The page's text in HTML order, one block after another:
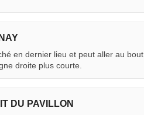
en dernier lieu et peut aller au bout
droite plus courte.
DU PAVILLON